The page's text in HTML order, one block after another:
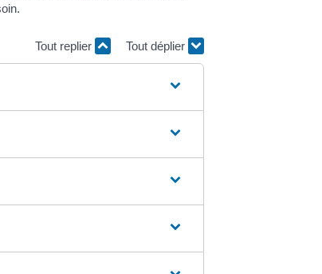
Tout replier Tout déplier